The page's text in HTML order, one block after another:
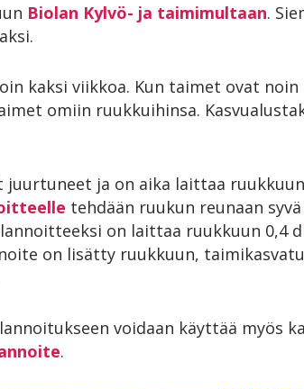
Biolan Kylvö- ja taimimultaan.
kaksi viikkoa. Kun taimet ovat
omiin ruukkuihinsa.
juurtuneet ja on aika laittaa ruukkuun
tehdään ruukun reunaan
on laittaa ruukkuun 0,4
on lisätty ruukkuun,
voidaan käyttää myös
.